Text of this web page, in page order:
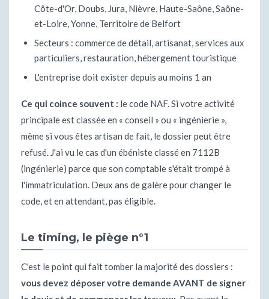
Côte-d'Or, Doubs, Jura, Nièvre, Haute-Saône, Saône-
et-Loire, Yonne, Territoire de Belfort
Secteurs : commerce de détail, artisanat, services aux
particuliers, restauration, hébergement touristique
L'entreprise doit exister depuis au moins 1 an
Ce qui coince souvent : le code NAF. Si votre activité
principale est classée en « conseil » ou « ingénierie »,
même si vous êtes artisan de fait, le dossier peut être
refusé. J'ai vu le cas d'un ébéniste classé en 7112B
(ingénierie) parce que son comptable s'était trompé à
l'immatriculation. Deux ans de galère pour changer le
code, et en attendant, pas éligible.
Le timing, le piège n°1
C'est le point qui fait tomber la majorité des dossiers :
vous devez déposer votre demande AVANT de signer